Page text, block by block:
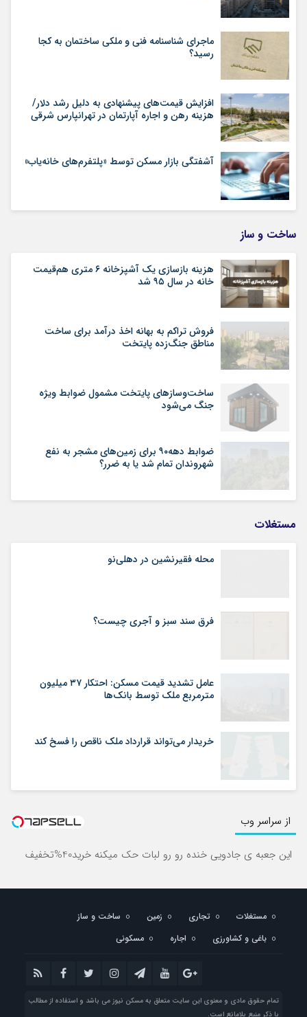
ماجرای شناسنامه‌ فنی و ملکی ساختمان به کجا
رسید؟
افزایش قیمت‌های پیشنهادی به دلیل رشد دلار/
هزینه رهن و اجاره آپارتمان در تهرانپارس شرقی
آشفتگی بازار مسکن توسط «پلتفرم‌های خانه‌یاب»
ساخت و ساز
هزینه بازسازی یک آشپزخانه ۶ متری هم‌قیمت
خانه در سال ۹۵ شد
فروش تراکم به بهانه اخذ درآمد برای ساخت
مناطق جنگ‌زده پایتخت
ساخت‌وسازهای پایتخت مشمول ضوابط ویژه
جنگ می‌شود
ضوابط دهه۹۰ برای زمین‌های مشجر به نفع
شهروندان تمام شد یا به ضرر؟
مستغلات
محله فقیرنشین در دهلی‏‌نو
فرق سند سبز و آجری چیست؟
عامل تشدید قیمت مسکن: احتکار ۳۷ میلیون
مترمربع ملک توسط بانک‌ها
خریدار می‌تواند قرارداد ملک ناقص را فسخ کند
از سراسر وب
این جعبه ی جادویی خنده رو رو لبات حک میکنه خرید40%تخفیف
مستغلات تجاری زمین
ساخت و ساز
باغی و کشاورزی
اجاره مسکونی
تمام حقوق مادی و معنوی این سایت متعلق به مسکن نیوز می باشد و استفاده از مطالب
با ذکر منبع بلامانع است.